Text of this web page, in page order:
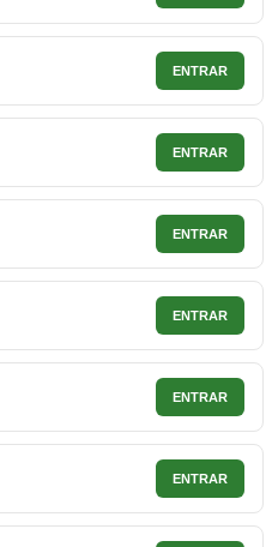
ENTRAR
ENTRAR
ENTRAR
ENTRAR
ENTRAR
ENTRAR